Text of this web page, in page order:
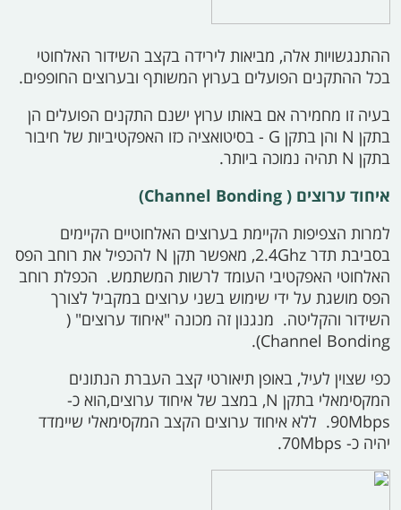
ההתנגשויות אלה, מביאות לירידה בקצב השידור האלחוטי
בכל ההתקנים הפועלים בערוץ המשותף ובערוצים החופפים.
בעיה זו מחמירה אם באותו ערוץ ישנם התקנים הפועלים הן
בתקן N והן בתקן G -
בסיטואציה כזו האפקטיביות של חיבור
בתקן N תהיה נמוכה ביותר.
איחוד ערוצים ( Channel Bonding)
למרות הצפיפות הקיימת בערוצים האלחוטיים הקיימים
בסביבת תדר 2.4Ghz, מאפשר תקן N להכפיל את רוחב הפס
האלחוטי האפקטיבי העומד לרשות המשתמש. הכפלת רוחב
הפס מושגת על ידי שימוש בשני ערוצים במקביל לצורך
השידור והקליטה. מנגנון זה מכונה "איחוד ערוצים" (
Channel Bonding).
כפי שצוין לעיל, באופן תיאורטי קצב העברת הנתונים
המקסימאלי בתקן N, במצב של איחוד ערוצים,הוא כ-
90Mbps.
ללא איחוד ערוצים הקצב המקסימאלי שיימדד
יהיה כ- 70Mbps.